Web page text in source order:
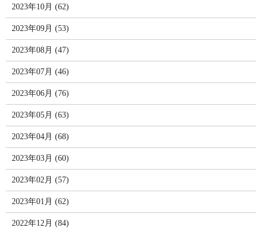
2023年10月 (62)
2023年09月 (53)
2023年08月 (47)
2023年07月 (46)
2023年06月 (76)
2023年05月 (63)
2023年04月 (68)
2023年03月 (60)
2023年02月 (57)
2023年01月 (62)
2022年12月 (84)